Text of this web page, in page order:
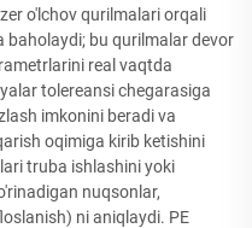
o'lchov qurilmalari orqali
bu qurilmalar devor
real vaqtda
tolereansi chegarasiga
imkonini beradi va
oqimiga kirib ketishini
truba ishlashini yoki
nuqsonlar,
ni aniqlaydi. PE